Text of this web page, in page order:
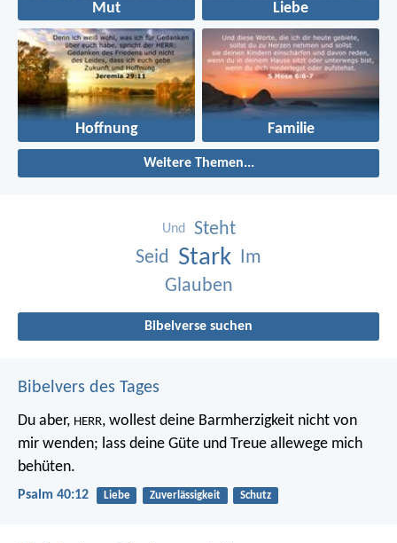
Mut Liebe
Hoffnung Familie
Weitere Themen...
Und
Steht
Seid Stark Im
Glauben
Bibelverse suchen
Bibelvers des Tages
Du aber, HERR, wollest deine Barmherzigkeit nicht von
mir wenden; lass deine Güte und Treue allewege mich
behüten.
Psalm 40:12 Liebe Zuverlässigkeit Schutz